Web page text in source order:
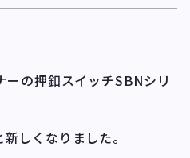
の押釦スイッチSBNシリ
しくなりました。